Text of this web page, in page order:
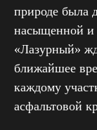
природе была
насыщенной
«Лазурный»
ближайшее
каждому
асфальтовой